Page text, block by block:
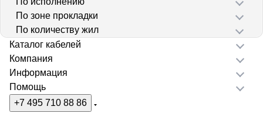
По зоне прокладки
По количеству жил
Каталог кабелей
Компания
Информация
Помощь
+7 495 710 88 86